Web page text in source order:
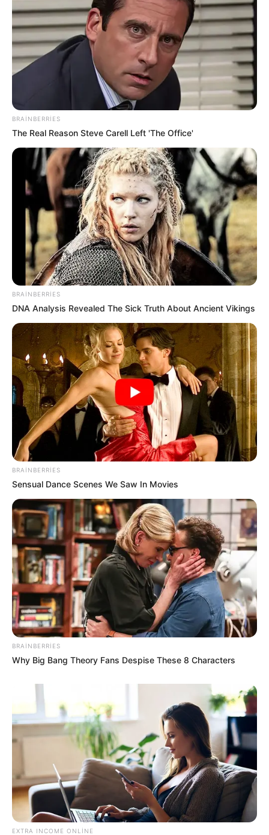
Digər xəbərlər
00:28 / 07 Avqust 2026 CƏMİYYƏT
Bakıda yaşayanların DİQQƏTİNƏ! 7
avqust 2026-cı il saat 00:00-dan
etibarən...
179 0 0
00:17 / 07 Avqust 2026 SİYASƏT
Prezidentdən AZAL-la bağlı -Fərman
117 0 0
00:12 / 07 Avqust 2026 CƏMİYYƏT
Bu 4 bürcü çətin günlər gözləyir
44 0
BRAINBERRIES
The Real Reason Steve Carell Left 'The Office'
BRAINBERRIES
DNA Analysis Revealed The Sick Truth About Ancient Vikings
BRAINBERRIES
Sensual Dance Scenes We Saw In Movies
BRAINBERRIES
Why Big Bang Theory Fans Despise These 8 Characters
EXTRA INCOME ONLINE